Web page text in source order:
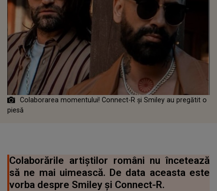
Colaborarea momentului! Connect-R și Smiley au pregătit o
piesă
Colaborările artiștilor români nu încetează
să ne mai uimească. De data aceasta este
vorba despre Smiley și Connect-R.